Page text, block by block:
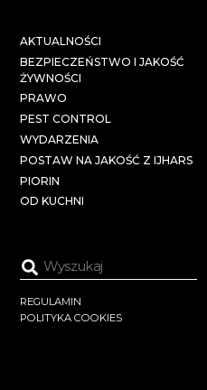
AKTUALNOŚCI
BEZPIECZEŃSTWO I JAKOŚĆ
ŻYWNOŚCI
PRAWO
PEST CONTROL
WYDARZENIA
POSTAW NA JAKOŚĆ Z IJHARS
PIORIN
OD KUCHNI
REGULAMIN
POLITYKA COOKIES